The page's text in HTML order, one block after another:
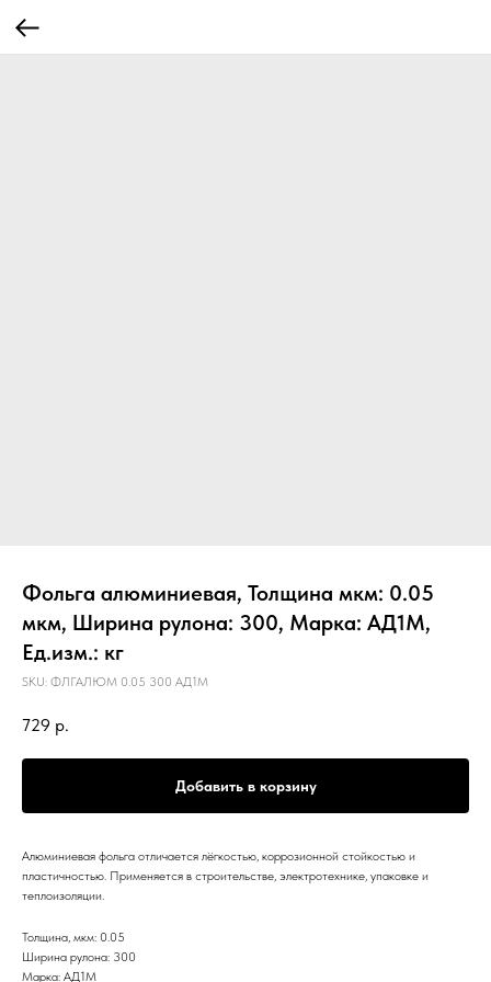
Фольга алюминиевая, Толщина мкм: 0.05
мкм, Ширина рулона: 300, Марка: АД1М,
Ед.изм.: кг
SKU: ФЛГАЛЮМ 0.05 300 АД1М
729 р.
Добавить в корзину
Алюминиевая фольга отличается лёгкостью, коррозионной стойкостью и
пластичностью. Применяется в строительстве, электротехнике, упаковке и
теплоизоляции.
Толщина, мкм: 0.05
Ширина рулона: 300
Марка: АД1М